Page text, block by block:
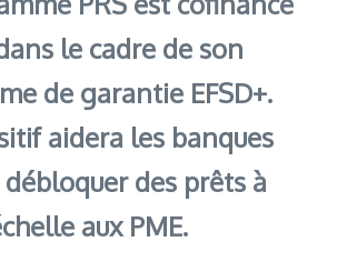
le cadre de son
de garantie EFSD+.
aidera les banques
des prêts à
aux PME.